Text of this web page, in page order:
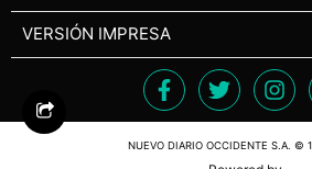
VERSIÓN IMPRESA
NUEVO DIARIO OCCIDENTE S.A. ©